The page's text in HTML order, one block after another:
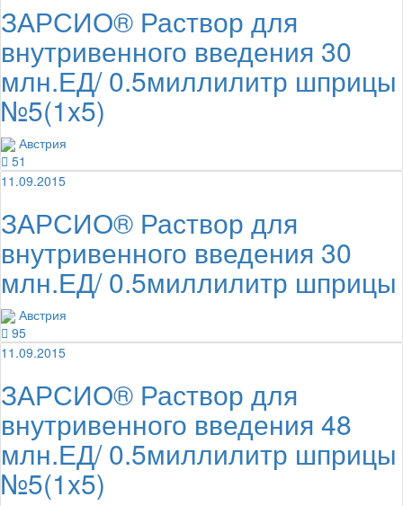
ЗАРСИО® Раствор для
внутривенного введения 30
млн.ЕД/ 0.5миллилитр шприцы
№5(1x5)
Австрия
51
11.09.2015
ЗАРСИО® Раствор для
внутривенного введения 30
млн.ЕД/ 0.5миллилитр шприцы
Австрия
95
11.09.2015
ЗАРСИО® Раствор для
внутривенного введения 48
млн.ЕД/ 0.5миллилитр шприцы
№5(1x5)